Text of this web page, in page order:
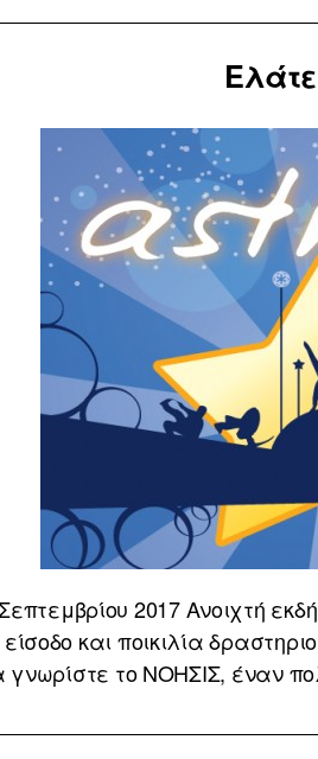
Ελάτε
2017 Ανοιχτή
και ποικιλία
γνωρίστε το ΝΟΗΣΙΣ, έναν